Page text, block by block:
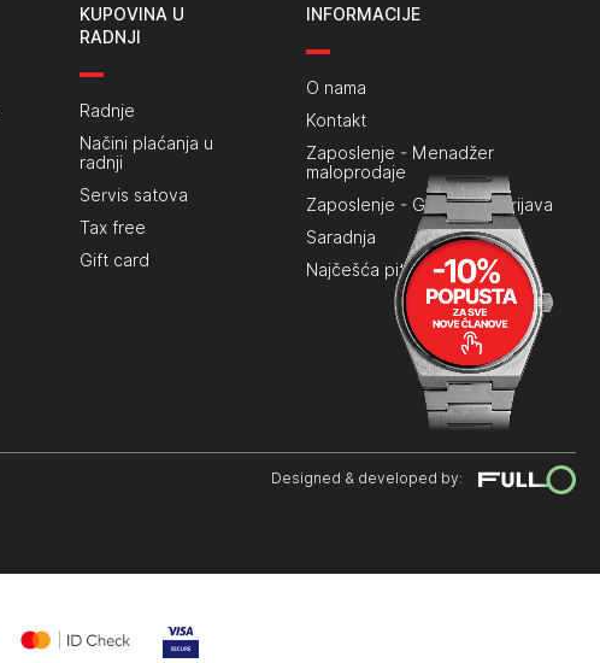
KUPOVINA U
RADNJI
Radnje
Načini plaćanja u
radnji
Servis satova
Tax free
Gift card
INFORMACIJE
O nama
Kontakt
Zaposlenje - Menadžer
maloprodaje
Zaposlenje - Generalna prijava
Saradnja
Najčešća pitanja
Designed & developed by: